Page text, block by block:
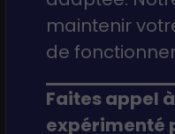
maintenir
de
Faites appel
expérimenté